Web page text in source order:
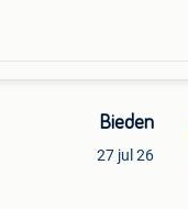
Bieden
27 jul 26